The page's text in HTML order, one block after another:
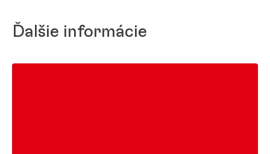
Ďalšie informácie